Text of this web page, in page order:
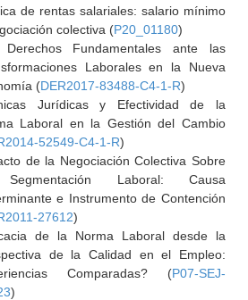
de rentas salariales: salario mínimo
colectiva (P20_01180)
Derechos Fundamentales ante las
Laborales en la Nueva
(DER2017-83488-C4-1-R)
Jurídicas y Efectividad de la
Laboral en la Gestión del Cambio
52549-C4-1-R)
de la Negociación Colectiva Sobre
Laboral: Causa
e Instrumento de Contención
27612)
de la Norma Laboral desde la
de la Calidad en el Empleo:
Comparadas? (P07-SEJ-
)